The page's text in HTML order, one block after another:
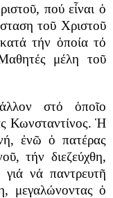
πού εἶναι ὁ
τοῦ Χριστοῦ
τήν ὁποία τό
μέλη τοῦ
στό ὁποῖο
Κωνσταντίνος. Ἡ
ἐνῶ ὁ πατέρας
τήν διεζεύχθη,
γιά νά παντρευτῆ
μεγαλώνοντας ὁ